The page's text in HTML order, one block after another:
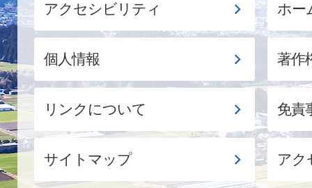
アクセシビリティ ホー
個人情報 著作
リンクについて 免責
サイトマップ アク